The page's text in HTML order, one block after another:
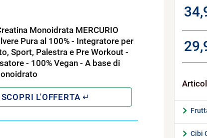
Monoidrata MERCURIO
Pura al 100% - Integratore per
Sport, Palestra e Pre Workout -
- 100% Vegan - A base di
Cibi